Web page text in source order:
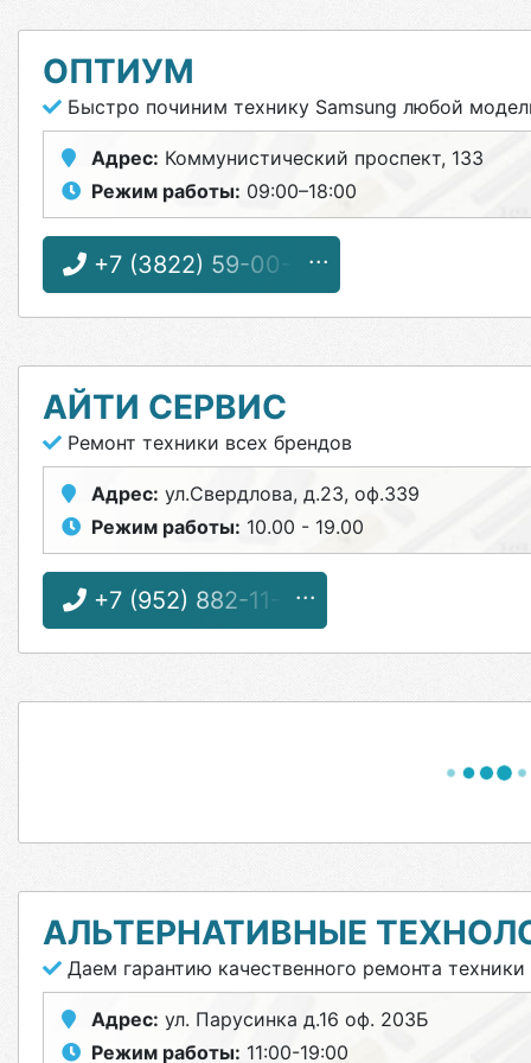
ОПТИУМ
Быстро починим технику Samsung любой
Адрес: Коммунистический проспект, 133
Режим работы: 09:00–18:00
+7 (3822) 59-00-59
АЙТИ СЕРВИС
Ремонт техники всех брендов
Адрес: ул.Свердлова, д.23, оф.339
Режим работы: 10.00 - 19.00
+7 (952) 882-11-01
АЛЬТЕРНАТИВНЫЕ
Даем гарантию качественного ремонта техники
Адрес: ул. Парусинка д.16 оф. 203Б
Режим работы: 11:00-19:00